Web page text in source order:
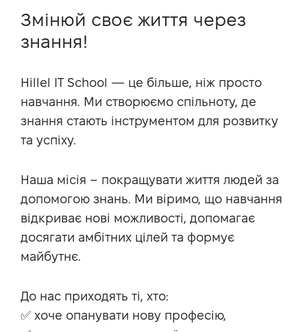
Змінюй своє життя через
знання!
Hillel IT School — це більше, ніж просто
навчання. Ми створюємо спільноту, де
знання стають інструментом для розвитку
та успіху.
Наша місія – покращувати життя людей за
допомогою знань. Ми віримо, що навчання
відкриває нові можливості, допомагає
досягати амбітних цілей та формує
майбутнє.
До нас приходять ті, хто:
✅ хоче опанувати нову професію,